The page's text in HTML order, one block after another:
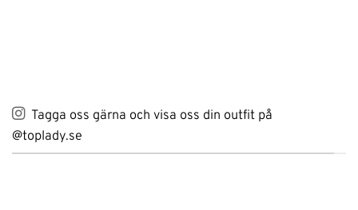
Tagga oss gärna och visa oss din outfit på
@toplady.se